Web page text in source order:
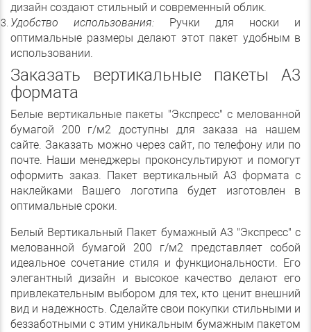
дизайн создают стильный и современный облик.
Удобство использования: Ручки для носки и
оптимальные размеры делают этот пакет удобным в
использовании.
Заказать вертикальные пакеты А3
формата
Белые вертикальные пакеты "Экспресс" с мелованной
бумагой 200 г/м2 доступны для заказа на нашем
сайте. Заказать можно через сайт, по телефону или по
почте. Наши менеджеры проконсультируют и помогут
оформить заказ. Пакет вертикальный А3 формата с
наклейками Вашего логотипа будет изготовлен в
оптимальные сроки.
Белый Вертикальный Пакет бумажный А3 "Экспресс" с
мелованной бумагой 200 г/м2 представляет собой
идеальное сочетание стиля и функциональности. Его
элегантный дизайн и высокое качество делают его
привлекательным выбором для тех, кто ценит внешний
вид и надежность. Сделайте свои покупки стильными и
беззаботными с этим уникальным бумажным пакетом